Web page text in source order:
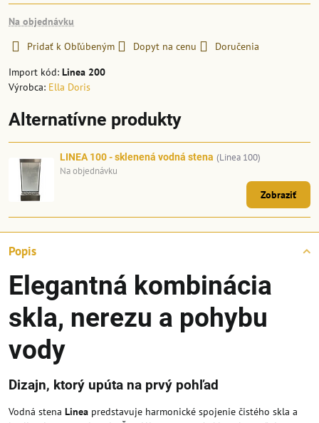
Na objednávku
Pridať k Obľúbeným
Dopyt na cenu
Doručenia
Import kód: Linea 200
Výrobca: Ella Doris
Popis
Elegantná kombinácia
skla, nerezu a pohybu
vody
Dizajn, ktorý upúta na prvý pohľad
Vodná stena Linea predstavuje harmonické spojenie čistého skla a
Alternatívne produkty
LINEA 100 - sklenená vodná stena (Linea 100)
Na objednávku
Zobraziť